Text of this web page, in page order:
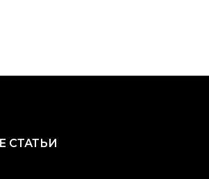
СТАТЬИ